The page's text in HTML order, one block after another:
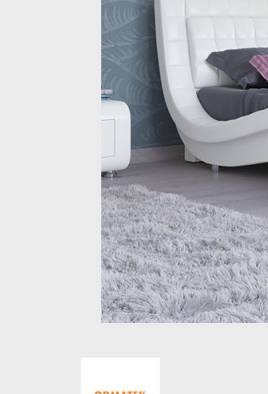
Столы и стулья
Свет
Стеллажи и полки
Товары для дома
Бренды